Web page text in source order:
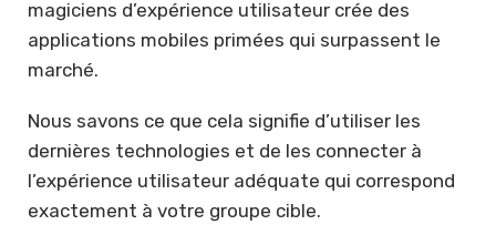
magiciens d’expérience utilisateur crée des
applications mobiles primées qui surpassent le
marché.
Nous savons ce que cela signifie d’utiliser les
dernières technologies et de les connecter à
l’expérience utilisateur adéquate qui correspond
exactement à votre groupe cible.